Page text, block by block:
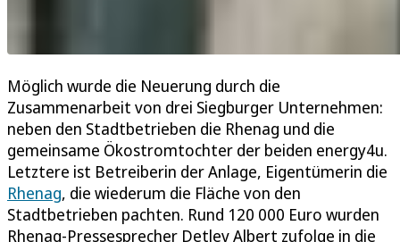
Möglich wurde die Neuerung durch die
Zusammenarbeit von drei Siegburger Unternehmen:
neben den Stadtbetrieben die Rhenag und die
gemeinsame Ökostromtochter der beiden energy4u.
Letztere ist Betreiberin der Anlage, Eigentümerin die
Rhenag, die wiederum die Fläche von den
Stadtbetrieben pachten. Rund 120 000 Euro wurden
Rhenag-Pressesprecher Detlev Albert zufolge in die